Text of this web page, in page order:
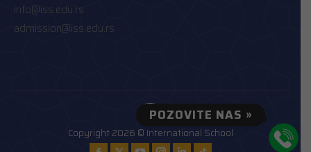
info@iss.edu.rs
admission@iss.edu.rs
Copyright2026 © International School
POZOVITE NAS »